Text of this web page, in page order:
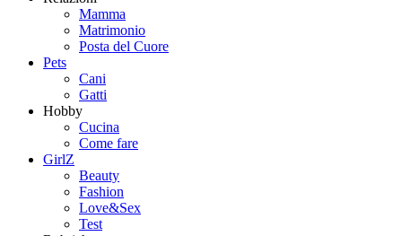
Mamma
Matrimonio
Posta del Cuore
Pets
Cani
Gatti
Hobby
Cucina
Come fare
GirlZ
Beauty
Fashion
Love&Sex
Test